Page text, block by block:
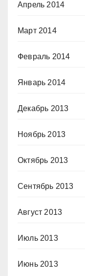
Апрель 2014
Март 2014
Февраль 2014
Январь 2014
Декабрь 2013
Ноябрь 2013
Октябрь 2013
Сентябрь 2013
Август 2013
Июль 2013
Июнь 2013